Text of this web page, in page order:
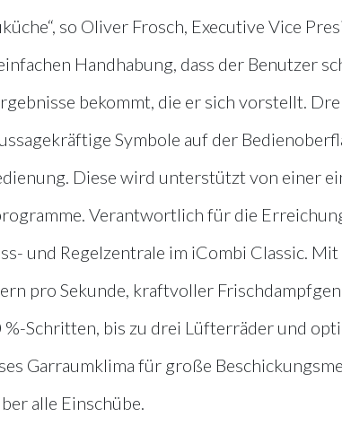
so Oliver Frosch, Executive Vice
Handhabung, dass der Benutzer
bekommt, die er sich vorstellt.
Symbole auf der
Diese wird unterstützt von einer
Verantwortlich für die
und Regelzentrale im iCombi Classic.
pro Sekunde, kraftvoller
Schritten, bis zu drei Lüfterräder und
Garraumklima für große
alle Einschübe.